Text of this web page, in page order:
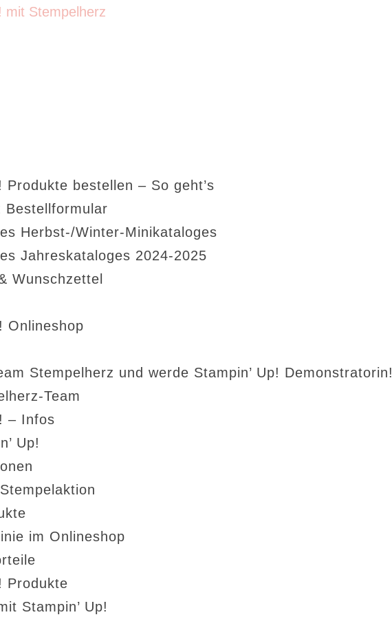
Produkte bestellen – So geht’s
Bestellformular
Herbst-/Winter-Minikataloges
Jahreskataloges 2024-2025
Wunschzettel
Onlineshop
Stempelherz und werde Stampin’ Up! Demonstratorin!
Team
– Infos
Up!
im Onlineshop
Produkte
Stampin’ Up!